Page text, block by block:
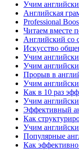
Учим
Английская
Professional
Читаем вместе
Английский со
Искусство
Учим
Учим
Прорыв в
Учим
Как в 10 раз
Учим
Эффективный
Как
Учим
Популярные
Как эффективно